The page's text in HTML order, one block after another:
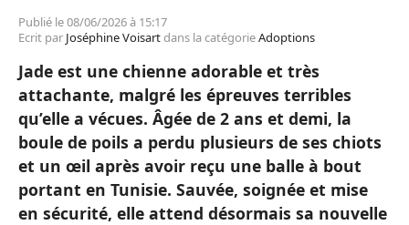
Publié le 08/06/2026 à 15:17
Ecrit par Joséphine Voisartdans la catégorieAdoptions
Jade est une chienne adorable et très
attachante, malgré les épreuves terribles
qu’elle a vécues. Âgée de 2 ans et demi, la
boule de poils a perdu plusieurs de ses chiots
et un œil après avoir reçu une balle à bout
portant en Tunisie. Sauvée, soignée et mise
en sécurité, elle attend désormais sa nouvelle